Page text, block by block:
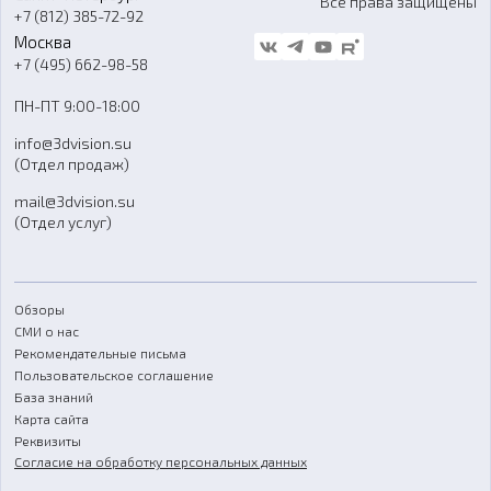
Гос. закупки
Стать дилером
Блог
FAQ
+7 (812) 385-72-92
Москва
+7 (495) 662-98-58
ПН-ПТ 9:00-18:00
info@3dvision.su
(Отдел продаж)
mail@3dvision.su
(Отдел услуг)
Обзоры
СМИ о нас
Рекомендательные письма
Пользовательское соглашение
База знаний
Карта сайта
Реквизиты
Согласие на обработку персональных данных